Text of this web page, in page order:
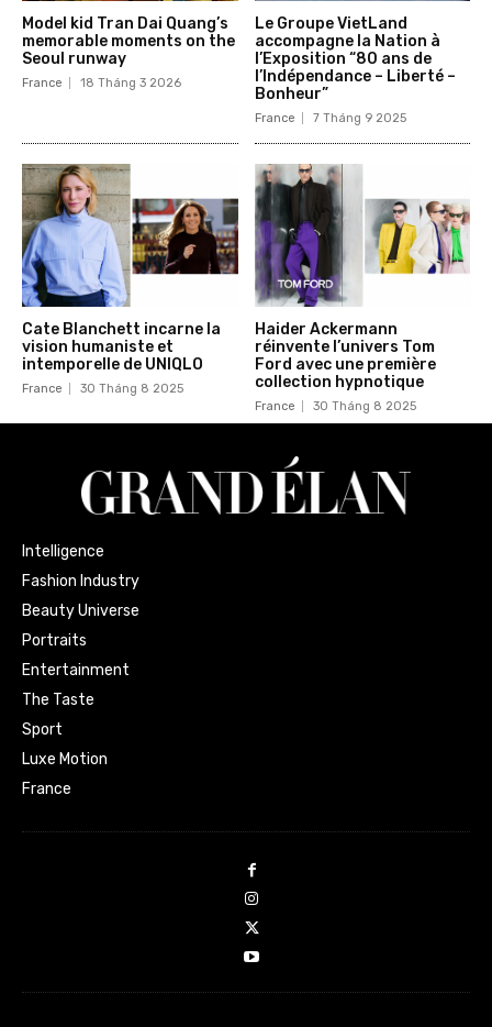
Model kid Tran Dai Quang’s
memorable moments on the
Seoul runway
France 18 Tháng 3 2026
Le Groupe VietLand
accompagne la Nation à
l’Exposition “80 ans de
l’Indépendance – Liberté –
Bonheur”
France 7 Tháng 9 2025
Cate Blanchett incarne la
vision humaniste et
intemporelle de UNIQLO
France 30 Tháng 8 2025
Haider Ackermann
réinvente l’univers Tom
Ford avec une première
collection hypnotique
France 30 Tháng 8 2025
Intelligence
Fashion Industry
Beauty Universe
Portraits
Entertainment
The Taste
Sport
Luxe Motion
France